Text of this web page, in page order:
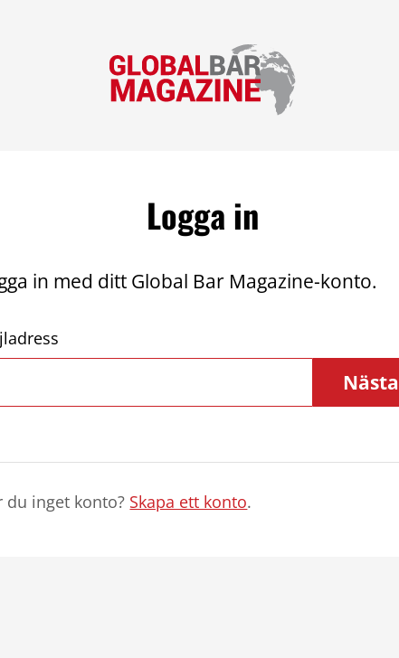
Logga in
in med ditt Global Bar Magazine-konto.
Nästa
du inget konto? Skapa ett konto.